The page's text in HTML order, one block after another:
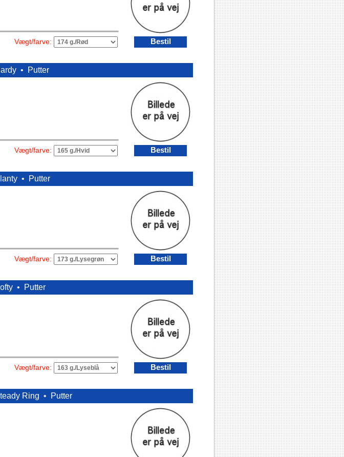
Vægt/farve: Bestil
• Putter
Vægt/farve: Bestil
• Putter
Vægt/farve: Bestil
• Putter
Vægt/farve: Bestil
Ring • Putter